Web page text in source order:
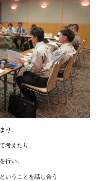
り、
考えたり、
行い、
いうことを話し合う